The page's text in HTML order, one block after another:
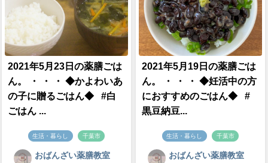
2021年5月23日の薬膳ごは
ん。 ・ ・ ・ ◆かよわいあ
の子に贈るごはん◆ #白
ごはん ...
生活・暮らし 千葉市
おばんざい薬膳教室
2021年5月19日の薬膳ごは
ん。 ・ ・ ・ ◆妊活中の方
におすすめのごはん◆ #
黒豆納豆...
生活・暮らし 千葉市
おばんざい薬膳教室